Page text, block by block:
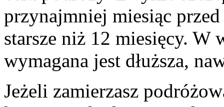
przynajmniej miesiąc
starsze niż 12 miesięcy.
wymagana jest dłuższa,
Jeżeli zamierzasz